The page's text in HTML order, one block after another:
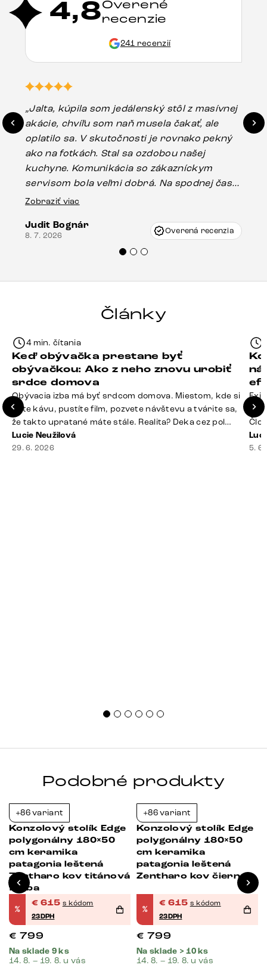
4,8Overené
recenzie
241 recenzií
„Jalta, kúpila som jedálenský stôl z masívnej
akácie, chvíľu som naň musela čakať, ale
oplatilo sa. V skutočnosti je rovnako pekný
ako na fotkách. Stal sa ozdobou našej
kuchyne. Komunikácia so zákazníckym
servisom bola veľmi dobrá. Na spodnej časti
stola bolo malé poškodenie, pravdepodobne
Vincze pri riešení mojej záležitosti pristúpili
veľmi korektne. Odporúčam produkty Delife
Zobraziť viac
Judit Bognár
8. 7. 2026 Overená recenzia
Články
4 min. čítania
Keď obývačka prestane byť
obývačkou: Ako z neho znovu urobiť
srdce domova
Obývacia izba má byť srdcom domova. Miestom, kde si
dáte kávu, pustíte film, pozvete návštevu a tvárite sa,
že takto upratané máte stále. Realita? Deka cez pol
sedačky, ovládač záhadne zmizol, konferenčný stolík
slúži ako odkladisko všetkého od účteniek po balzam
Lucie Neužilová
29. 6. 2026
si
5.
Podobné produkty
+86 variant
Konzolový stolík Edge
polygonálny 180×50
cm keramika
patagonia leštená
Zentharo kov titánová
farba
%
€ 615 s kódom
23DPH
€ 799
Na sklade 9 ks
14. 8. – 19. 8. u vás
+86 variant
Konzolový stolík Edge
polygonálny 180×50
cm keramika
patagonia leštená
Zentharo kov čierna
%
€ 615 s kódom
23DPH
€ 799
Na sklade > 10 ks
14. 8. – 19. 8. u vás